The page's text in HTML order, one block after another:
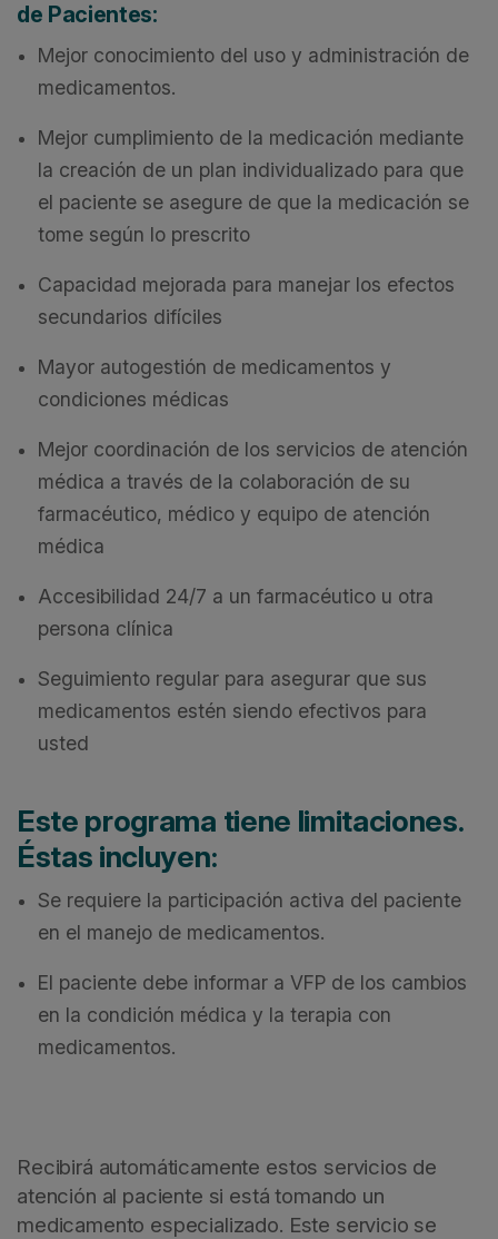
de Pacientes:
Mejor conocimiento del uso y administración de
medicamentos.
Mejor cumplimiento de la medicación mediante
la creación de un plan individualizado para que
el paciente se asegure de que la medicación se
tome según lo prescrito
Capacidad mejorada para manejar los efectos
secundarios difíciles
Mayor autogestión de medicamentos y
condiciones médicas
Mejor coordinación de los servicios de atención
médica a través de la colaboración de su
farmacéutico, médico y equipo de atención
médica
Accesibilidad 24/7 a un farmacéutico u otra
persona clínica
Seguimiento regular para asegurar que sus
medicamentos estén siendo efectivos para
usted
Este programa tiene limitaciones.
Éstas incluyen:
Se requiere la participación activa del paciente
en el manejo de medicamentos.
El paciente debe informar a VFP de los cambios
en la condición médica y la terapia con
medicamentos.
Recibirá automáticamente estos servicios de
atención al paciente si está tomando un
medicamento especializado. Este servicio se